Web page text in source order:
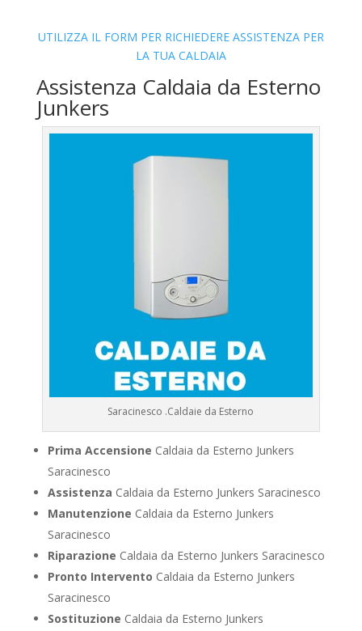
UTILIZZA IL FORM PER RICHIEDERE ASSISTENZA PER
LA TUA CALDAIA
Assistenza Caldaia da Esterno
Junkers
Saracinesco .Caldaie da Esterno
Prima Accensione Caldaia da Esterno Junkers
Saracinesco
Assistenza Caldaia da Esterno Junkers Saracinesco
Manutenzione Caldaia da Esterno Junkers
Saracinesco
Riparazione Caldaia da Esterno Junkers Saracinesco
Pronto Intervento Caldaia da Esterno Junkers
Saracinesco
Sostituzione Caldaia da Esterno Junkers